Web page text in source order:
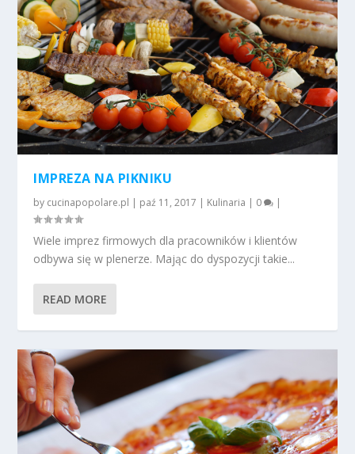
IMPREZA NA PIKNIKU
by cucinapopolare.pl | paź 11, 2017 | Kulinaria | 0 |
Wiele imprez firmowych dla pracowników i klientów
odbywa się w plenerze. Mając do dyspozycji takie...
READ MORE